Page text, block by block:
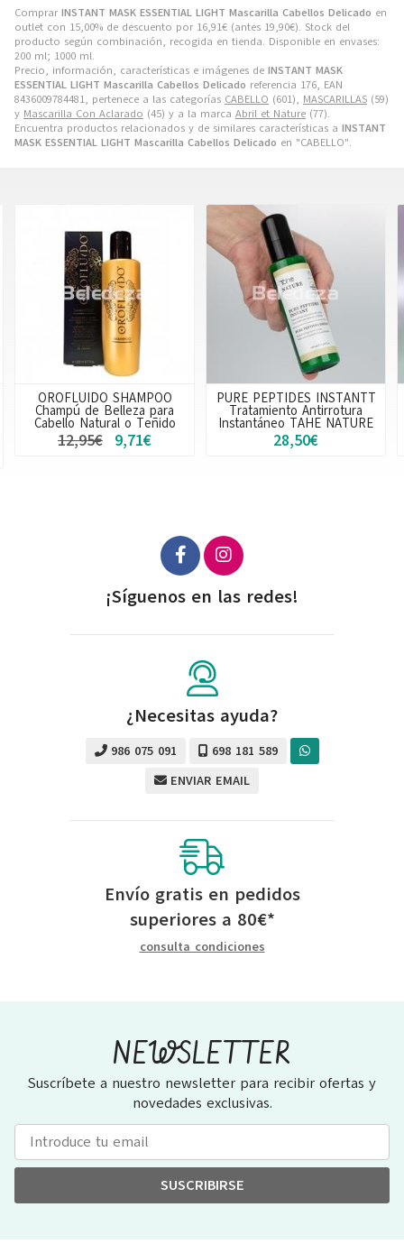
Comprar INSTANT MASK ESSENTIAL LIGHT Mascarilla Cabellos Delicado en
outlet con 15,00% de descuento por 16,91€ (antes 19,90€). Stock del
producto según combinación, recogida en tienda. Disponible en envases:
200 ml; 1000 ml.
Precio, información, características e imágenes de INSTANT MASK
ESSENTIAL LIGHT Mascarilla Cabellos Delicado referencia 176, EAN
8436009784481, pertenece a las categorías CABELLO (601), MASCARILLAS (59)
y Mascarilla Con Aclarado (45) y a la marca Abril et Nature (77).
Encuentra productos relacionados y de similares características a INSTANT
MASK ESSENTIAL LIGHT Mascarilla Cabellos Delicado en "CABELLO".
OROFLUIDO SHAMPOO
Champú de Belleza para
Cabello Natural o Teñido
12,95€ 9,71€
PURE PEPTIDES INSTANTT
Tratamiento Antirrotura
Instantáneo TAHE NATURE
28,50€
¡Síguenos en las redes!
¿Necesitas ayuda?
986 075 091
698 181 589
ENVIAR EMAIL
Envío gratis en pedidos
superiores a 80€*
consulta condiciones
NEWSLETTER
Suscríbete a nuestro newsletter para recibir ofertas y
novedades exclusivas.
SUSCRIBIRSE